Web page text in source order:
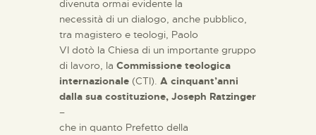
divenuta ormai evidente la
necessità di un dialogo, anche pubblico,
tra magistero e teologi, Paolo
VI dotò la Chiesa di un importante gruppo
di lavoro, la Commissione teologica
internazionale (CTI). A cinquant’anni
dalla sua costituzione, Joseph Ratzinger
–
che in quanto Prefetto della